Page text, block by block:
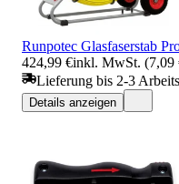
Runpotec Glasfaserstab
424,99 €inkl. MwSt. (7,09
Lieferung bis 2-3
Details anzeigen